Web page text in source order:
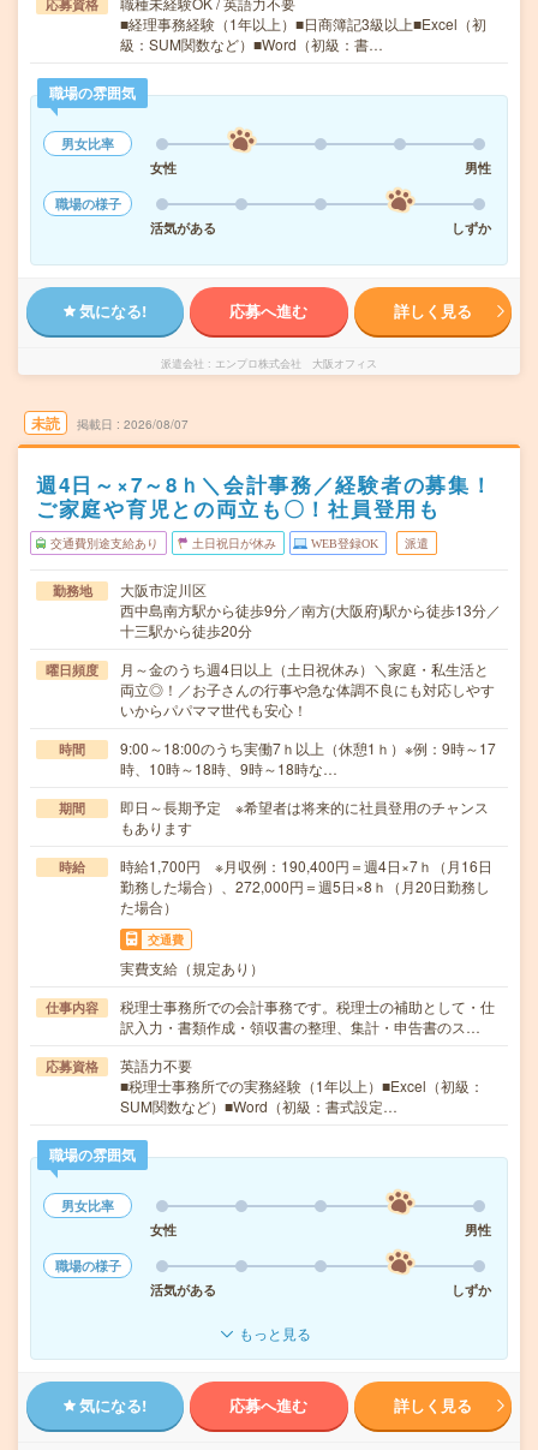
応募資格
■経理事務経験（1年以上）■日商簿記3級以上■Excel（初
級：SUM関数など）■Word（初級：書…
職場の雰囲気
男女比率
女性
男性
職場の様子
活気がある
しずか
気になる! 応募へ進む 詳しく見る
派遣会社 エンプロ株式会社 大阪オフィス
未読 掲載日 2026/08/07
週4日～×7～8ｈ＼会計事務／経験者の募集！
ご家庭や育児との両立も〇！社員登用も
交通費別途支給あり 土日祝日が休み WEB登録OK 派遣
勤務地
大阪市淀川区
西中島南方駅から徒歩9分／南方(大阪府)駅から徒歩13分／
十三駅から徒歩20分
曜日頻度
月～金のうち週4日以上（土日祝休み）＼家庭・私生活と
両立◎！／お子さんの行事や急な体調不良にも対応しやす
いからパパママ世代も安心！
時間
9:00～18:00のうち実働7ｈ以上（休憩1ｈ）※例：9時～17
時、10時～18時、9時～18時な…
期間
即日～長期予定 ※希望者は将来的に社員登用のチャンス
もあります
時給
時給1,700円 ※月収例：190,400円＝週4日×7ｈ（月16日
勤務した場合）、272,000円＝週5日×8ｈ（月20日勤務し
た場合）
交通費
実費支給（規定あり）
仕事内容
税理士事務所での会計事務です。税理士の補助として・仕
訳入力・書類作成・領収書の整理、集計・申告書のス…
応募資格
英語力不要
■税理士事務所での実務経験（1年以上）■Excel（初級：
SUM関数など）■Word（初級：書式設定…
職場の雰囲気
男女比率
女性
男性
職場の様子
活気がある
しずか
もっと見る
気になる! 応募へ進む 詳しく見る